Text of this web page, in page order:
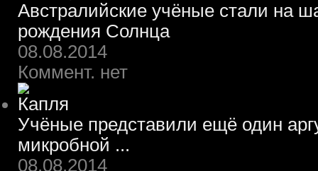
Австралийские учёные стали на
рождения Солнца
08.08.2014
Коммент. нет
Учёные представили ещё один
микробной ...
08.08.2014